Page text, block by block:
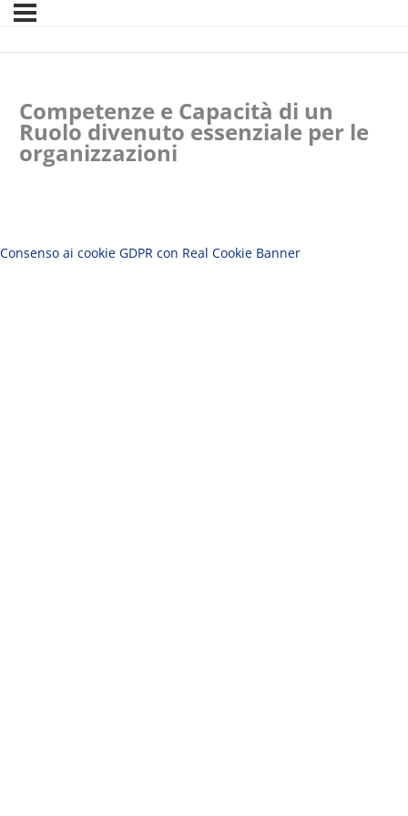
Competenze e Capacità di un
Ruolo divenuto essenziale per le
organizzazioni
Consenso ai cookie GDPR con Real Cookie Banner